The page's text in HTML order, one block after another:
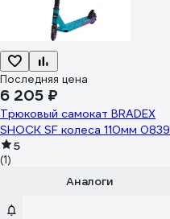
Последняя цена
6 205 ₽
Трюковый самокат BRADEX
SHOCK SF колеса 110мм 0839
5
(1)
Аналоги